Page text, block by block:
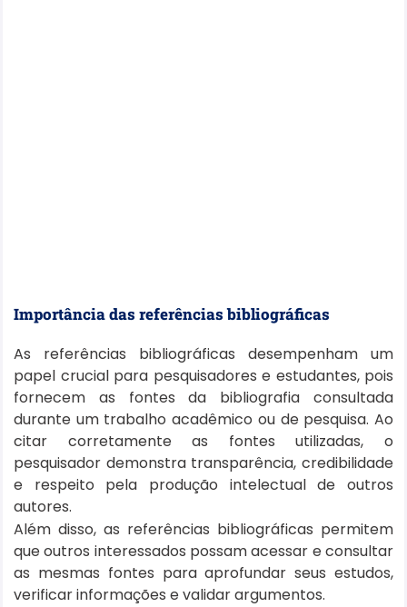
Importância das referências bibliográficas
As referências bibliográficas desempenham um
papel crucial para pesquisadores e estudantes, pois
fornecem as fontes da bibliografia consultada
durante um trabalho acadêmico ou de pesquisa. Ao
citar corretamente as fontes utilizadas, o
pesquisador demonstra transparência, credibilidade
e respeito pela produção intelectual de outros
autores.
Além disso, as referências bibliográficas permitem
que outros interessados possam acessar e consultar
as mesmas fontes para aprofundar seus estudos,
verificar informações e validar argumentos.